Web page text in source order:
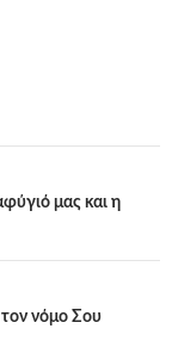
μας και η
νόμο Σου